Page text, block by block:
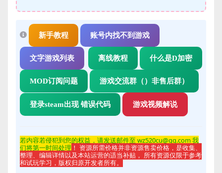
新手教程 账号内找不到游戏
文字游戏列表 离线教程 什么是D加密
MOD订阅问题 游戏交流群（）非售后群）
登录steam出现 错误代码 游戏视频解说
若内容若侵犯到您的权益，请发送邮件至 wz520cu@qq.com 我
们将第一时间处理 ！ 资源所需价格并非资源售卖价格，是收集、
整理、编辑详情以及本站运营的适当补贴， 所有资源仅限于参考
和试玩学习，版权归原开发者所有。